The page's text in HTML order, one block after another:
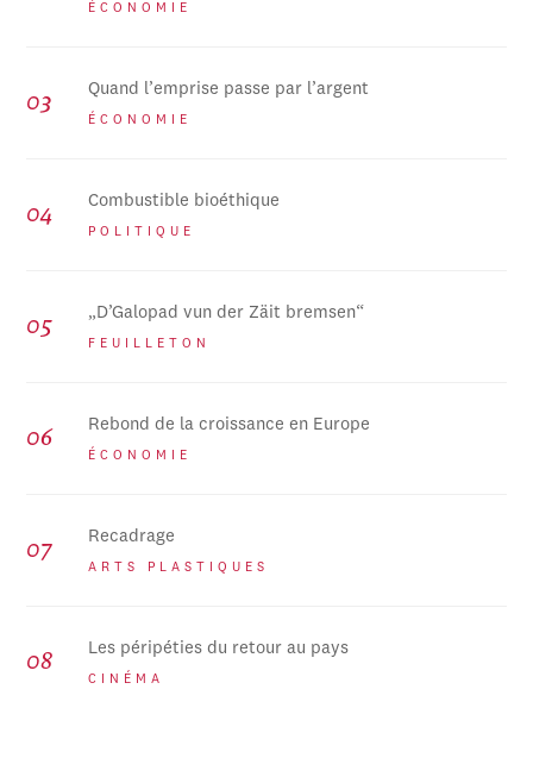
ÉCONOMIE
Quand l’emprise passe par l’argent
ÉCONOMIE
Combustible bioéthique
POLITIQUE
„D’Galopad vun der Zäit bremsen“
FEUILLETON
Rebond de la croissance en Europe
ÉCONOMIE
Recadrage
ARTS PLASTIQUES
Les péripéties du retour au pays
CINÉMA